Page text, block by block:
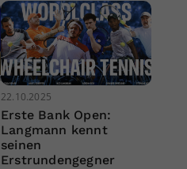
22.10.2025
Erste Bank Open:
Langmann kennt
seinen
Erstrundengegner